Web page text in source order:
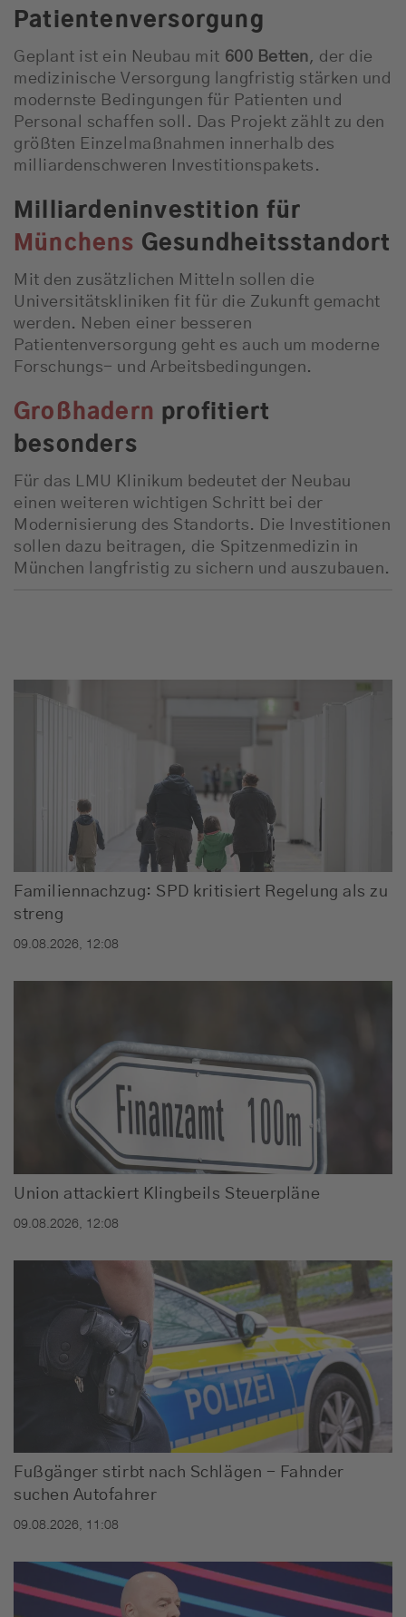
Patientenversorgung
Geplant ist ein Neubau mit 600 Betten, der die
medizinische Versorgung langfristig stärken und
modernste Bedingungen für Patienten und
Personal schaffen soll. Das Projekt zählt zu den
größten Einzelmaßnahmen innerhalb des
milliardenschweren Investitionspakets.
Milliardeninvestition für
Münchens Gesundheitsstandort
Mit den zusätzlichen Mitteln sollen die
Universitätskliniken fit für die Zukunft gemacht
werden. Neben einer besseren
Patientenversorgung geht es auch um moderne
Forschungs- und Arbeitsbedingungen.
Großhadern profitiert
besonders
Für das LMU Klinikum bedeutet der Neubau
einen weiteren wichtigen Schritt bei der
Modernisierung des Standorts. Die Investitionen
sollen dazu beitragen, die Spitzenmedizin in
München langfristig zu sichern und auszubauen.
Familiennachzug: SPD kritisiert Regelung als zu
streng
09.08.2026, 12:08
Union attackiert Klingbeils Steuerpläne
09.08.2026, 12:08
Fußgänger stirbt nach Schlägen - Fahnder
suchen Autofahrer
09.08.2026, 11:08